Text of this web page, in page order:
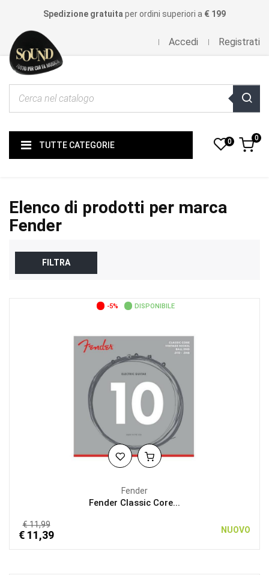
Spedizione gratuita per ordini superiori a € 199
Accedi Registrati
TUTTE CATEGORIE 0 0
Elenco di prodotti per marca
Fender
FILTRA
-5% DISPONIBILE
Fender
Fender Classic Core...
€ 11,99
€ 11,39 NUOVO